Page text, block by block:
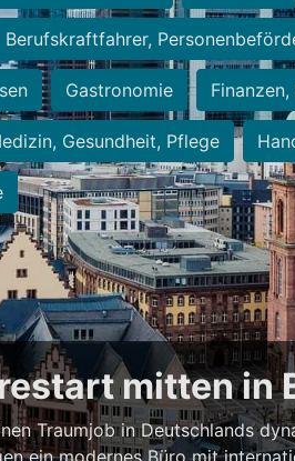
Berufskraftfahrer,
Gastronomie
Gesundheit, Pflege
mitten in
Traumjob in Deutschlands